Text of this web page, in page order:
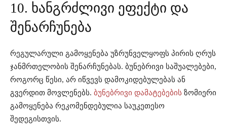
10. ხანგრძლივი ეფექტი და
შენარჩუნება
რეგულარული გამოყენება უზრუნველყოფს პირის ღრუს
ჯანმრთელობის შენარჩუნებას. ბუნებრივი საშუალებები,
როგორც წესი, არ იწვევს დამოკიდებულებას ან
გვერდით მოვლენებს. ბუნებრივი დამატებების ზომიერი
გამოყენება რეკომენდებულია საუკეთესო
შედეგისთვის.